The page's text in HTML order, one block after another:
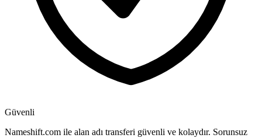
Güvenli
Nameshift.com ile alan adı transferi güvenli ve kolaydır. Sorunsuz